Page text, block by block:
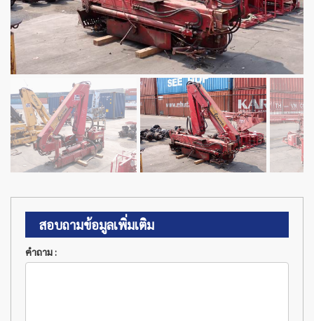
สอบถามข้อมูลเพิ่มเติม
คำถาม :